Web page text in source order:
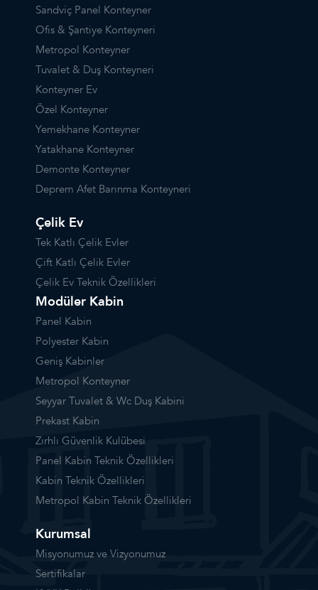
Sandviç Panel Konteyner
Ofis & Şantiye Konteyneri
Metropol Konteyner
Tuvalet & Duş Konteyneri
Konteyner Ev
Özel Konteyner
Yemekhane Konteyner
Yatakhane Konteyner
Demonte Konteyner
Deprem Afet Barınma Konteyneri
Çelik Ev
Tek Katlı Çelik Evler
Çift Katlı Çelik Evler
Çelik Ev Teknik Özellikleri
Modüler Kabin
Panel Kabin
Polyester Kabin
Geniş Kabinler
Metropol Konteyner
Seyyar Tuvalet & Wc Duş Kabini
Prekast Kabin
Zırhlı Güvenlik Kulübesi
Panel Kabin Teknik Özellikleri
Kabin Teknik Özellikleri
Metropol Kabin Teknik Özellikleri
Kurumsal
Misyonumuz ve Vizyonumuz
Sertifikalar